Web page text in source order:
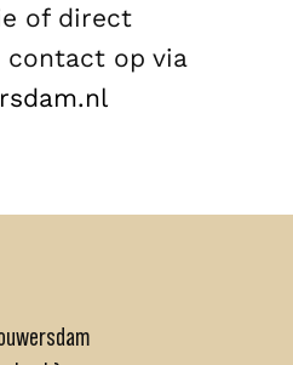
of direct
contact op via